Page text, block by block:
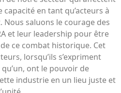
en tant qu’acteurs à
saluons le courage des
et leur leadership pour être
ce combat historique. Cet
lorsqu’ils s’expriment
ont le pouvoir de
industrie en un lieu juste et